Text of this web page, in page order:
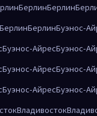
БерлинБерлин
БерлинБерлинБуэнос-
Буэнос-АйресБуэнос-
Буэнос-АйресБуэнос-
Буэнос-АйресБуэнос-
Владивосток